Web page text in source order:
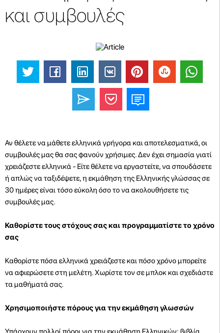
και συμβουλές
Αν θέλετε να μάθετε ελληνικά γρήγορα και αποτελεσματικά, οι
συμβουλές μας θα σας φανούν χρήσιμες. Δεν έχει σημασία γιατί
χρειάζεστε ελληνικά - Είτε θέλετε να εργαστείτε, να σπουδάσετε
ή απλώς να ταξιδέψετε, η εκμάθηση της Ελληνικής γλώσσας σε
30 ημέρες είναι τόσο εύκολη όσο το να ακολουθήσετε τις
συμβουλές μας.
Καθορίστε τους στόχους σας και προγραμματίστε το χρόνο
σας
Καθορίστε πόσα ελληνικά χρειάζεστε και πόσο χρόνο μπορείτε
να αφιερώσετε στη μελέτη. Χωρίστε τον σε μπλοκ και σχεδιάστε
τα μαθήματά σας.
Χρησιμοποιήστε πόρους για την εκμάθηση γλωσσών